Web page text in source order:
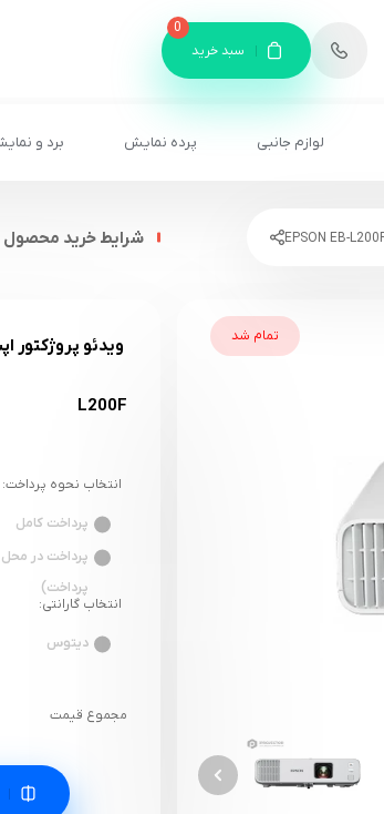
8
سبد خرید
0
لوازم جانبی پرده نمایش برد و
تمام شد
شرایط خرید محصول
L200F
انتخاب نحوه پرداخت:
پرداخت کامل
پرداخت)
انتخاب گارانتی:
دیتوس
مجموع قیمت